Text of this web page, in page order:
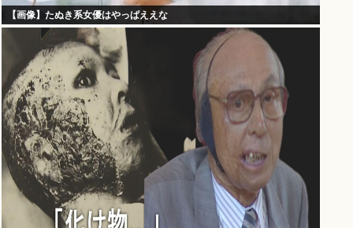
【画像】たぬき系女優はやっぱええな